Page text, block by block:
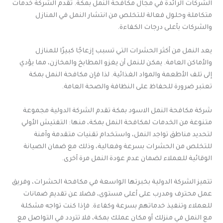
الشركات الرائدة في مجال مكافحة النمل بمكة. تقدم الشركة خدمات
متكاملة وحلول فعالة للتخلص من انتشار النمل في المنازل
والشركات بأعلى درجات الكفاءة.
يعد النمل من أكثر الحشرات التي تسبب إزعاجًا كبيرًا للمنازل
والأماكن العامة. يمكن للنمل أن يغزو المطابخ والمخازن، مما يؤدي
إلى تلف الأطعمة والمواد الغذائية. لذا فإن مكافحة النمل بمكة
تعتبر ضرورة للحفاظ على النظافة والصحة العامة.
شركة مكافحة النمل الاسود بمكة تقدم الشركة الدولية مجموعة
متنوعة من الخدمات لمكافحة النمل بمكة، منها: التفتيش الأولي
لتحديد مناطق تواجد النمل، واستخدام تقنيات متقدمة وآمنة
للتخلص من الحشرات بسرعة وفعالية، وذلك مع ضمان الصيانة
الوقائية للعملاء لضمان عدم عودة النمل مرة أخرى.
تتميز الشركة الدولية بخبرتها الواسعة في مكافحة الحشرات، وفريق
عمل محترف ومدرب على أعلى مستوى، فضلا عن تقديم ضمانات
للعملاء وتنفيذ خدماتهم بسرعة وكفاءة. فإذا كنت تواجه مشكلة
مع النمل في منزلك أو مكان عملك بمكة، فلا تتردد في التواصل مع